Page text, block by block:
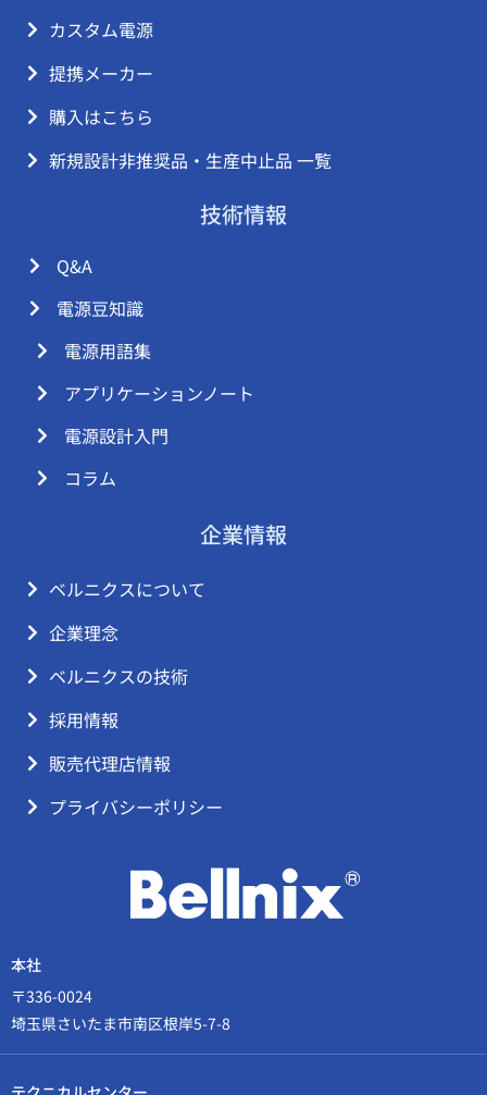
本社
〒336-0024
埼玉県さいたま市南区根岸5-7-8
カスタム電源
提携メーカー
購入はこちら
新規設計非推奨品・生産中止品 一覧
技術情報
Q&A
電源豆知識
電源用語集
アプリケーションノート
電源設計入門
コラム
企業情報
ベルニクスについて
企業理念
ベルニクスの技術
採用情報
販売代理店情報
プライバシーポリシー